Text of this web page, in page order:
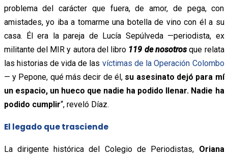
problema del carácter que fuera, de amor, de pega, con
amistades, yo iba a tomarme una botella de vino con él a su
casa. Él era la pareja de Lucía Sepúlveda —periodista, ex
militante del MIR y autora del libro 119 de nosotrosque relata
las historias de vida de las víctimas de la Operación Colombo
— yPepone, qué más decir de él, su asesinato dejó para mí
un espacio, un hueco que nadie ha podido llenar. Nadie ha
podido cumplir“, reveló Díaz.
El legado que trasciende
La dirigente histórica del Colegio de Periodistas, Oriana